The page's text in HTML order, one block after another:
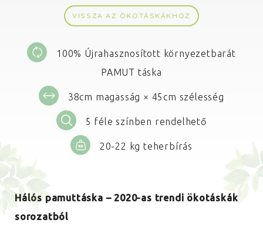
VISSZA AZ ÖKOTÁSKÁKHOZ
100% Újrahasznosított környezetbarát
PAMUT táska
38cm magasság × 45cm szélesség
5 féle színben rendelhető
20-22 kg teherbírás
Hálós pamuttáska – 2020-as trendi ökotáskák
sorozatból